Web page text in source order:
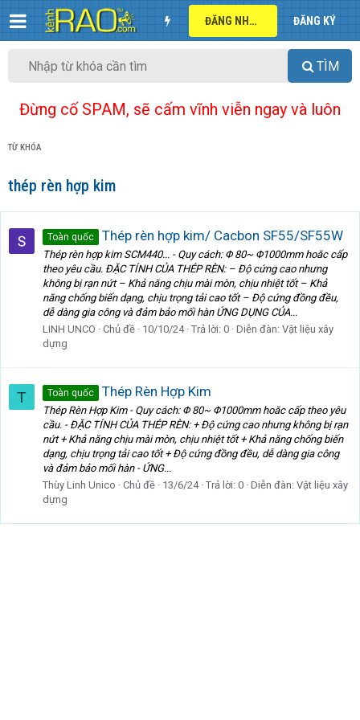
ĐĂNG NHẬP ĐĂNG KÝ
TÌM
Đừng cố SPAM, sẽ cấm vĩnh viễn ngay và luôn
TỪ KHÓA
thép rèn hợp kim
Toàn quốc Thép rèn hợp kim/ Cacbon SF55/SF55W
Thép rèn hợp kim SCM440... - Quy cách: Φ 80~ Φ1000mm hoăc cấp
theo yêu cầu. ĐẶC TÍNH CỦA THÉP RÈN: – Độ cứng cao nhưng
không bị rạn nứt – Khả năng chịu mài mòn, chịu nhiệt tốt – Khả
năng chống biến dạng, chịu trọng tải cao tốt – Độ cứng đồng đều,
dễ dàng gia công và đảm bảo mối hàn ỨNG DỤNG CỦA...
LINH UNCO
Chủ đề 10/10/24 Trả lời: 0 Diễn đàn: Vật liệu xây
dựng
T Toàn quốc Thép Rèn Hợp Kim
Thép Rèn Hợp Kim - Quy cách: Φ 80~ Φ1000mm hoăc cấp theo yêu
cầu. - ĐẶC TÍNH CỦA THÉP RÈN: + Độ cứng cao nhưng không bị rạn
nứt + Khả năng chịu mài mòn, chịu nhiệt tốt + Khả năng chống biến
dạng, chịu trọng tải cao tốt + Độ cứng đồng đều, dễ dàng gia công
và đảm bảo mối hàn - ỨNG...
Thùy Linh Unico
Chủ đề 13/6/24 Trả lời: 0 Diễn đàn: Vật liệu xây
dựng